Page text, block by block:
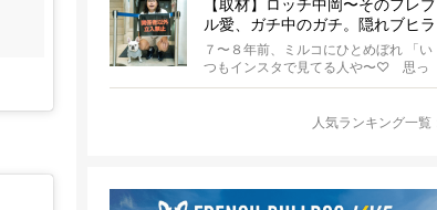
【取材】ロッチ中岡〜そのフレブ
ル愛、ガチ中のガチ。隠れブヒラ
バーが語る、細かすぎる魅力と
は〜【前編】
７〜８年前、ミルコにひとめぼれ 「い
つもインスタで見てる人や〜♡ 思っ
てたより小さいなー」nicoを見た瞬
人気ランキング一覧